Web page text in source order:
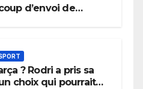
d’envoi de
? Rodri a pris sa
choix qui pourrait